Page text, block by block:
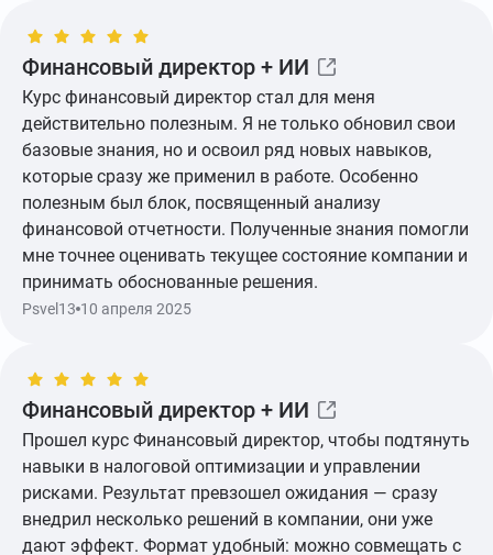
Показать ещё
Финансовый директор + ИИ
Курс финансовый директор стал для меня
действительно полезным. Я не только обновил свои
базовые знания, но и освоил ряд новых навыков,
которые сразу же применил в работе. Особенно
полезным был блок, посвященный анализу
финансовой отчетности. Полученные знания помогли
мне точнее оценивать текущее состояние компании и
принимать обоснованные решения.
Показать ещё
Psvel13 10 апреля 2025
Финансовый директор + ИИ
Прошел курс Финансовый директор, чтобы подтянуть
навыки в налоговой оптимизации и управлении
рисками. Результат превзошел ожидания — сразу
внедрил несколько решений в компании, они уже
дают эффект. Формат удобный: можно совмещать с